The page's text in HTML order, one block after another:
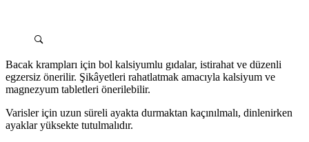
Bacak krampları için bol kalsiyumlu gıdalar, istirahat ve düzenli
egzersiz önerilir. Şikâyetleri rahatlatmak amacıyla kalsiyum ve
magnezyum tabletleri önerilebilir.
Varisler için uzun süreli ayakta durmaktan kaçınılmalı, dinlenirken
ayaklar yüksekte tutulmalıdır.